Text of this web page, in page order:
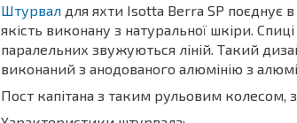
Штурвал для яхти Isotta Berra SP поєднує
якість виконану з натуральної шкіри.
паралельних звужуються ліній. Такий
виконаний з анодованого алюмінію з
Пост капітана з таким рульовим